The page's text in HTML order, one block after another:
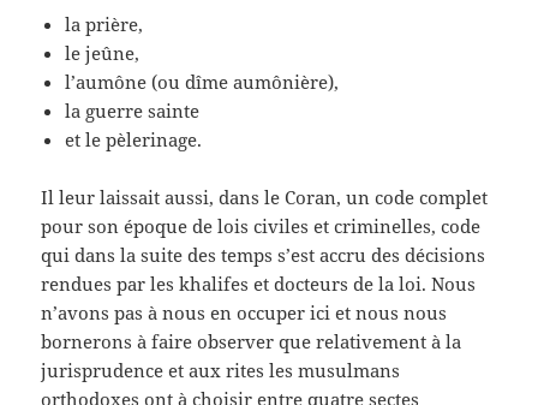
la prière,
le jeûne,
l’aumône (ou dîme aumônière),
la guerre sainte
et le pèlerinage.
Il leur laissait aussi, dans le Coran, un code complet
pour son époque de lois civiles et criminelles, code
qui dans la suite des temps s’est accru des décisions
rendues par les khalifes et docteurs de la loi. Nous
n’avons pas à nous en occuper ici et nous nous
bornerons à faire observer que relativement à la
jurisprudence et aux rites les musulmans
orthodoxes ont à choisir entre quatre sectes